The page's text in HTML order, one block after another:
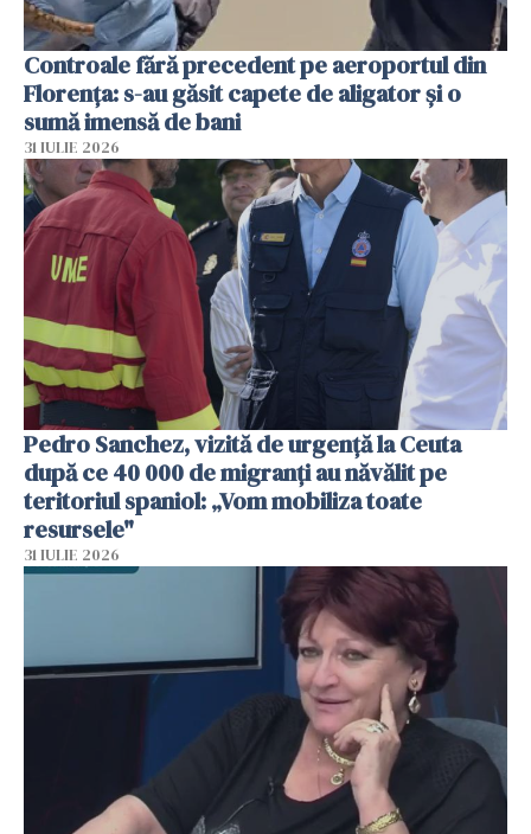
Controale fără precedent pe aeroportul din
Florența: s-au găsit capete de aligator și o
sumă imensă de bani
31 IULIE 2026
Pedro Sanchez, vizită de urgență la Ceuta
după ce 40 000 de migranți au năvălit pe
teritoriul spaniol: „Vom mobiliza toate
resursele"
31 IULIE 2026